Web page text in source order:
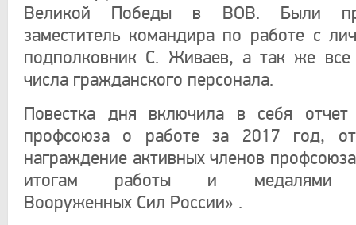
Великой Победы в ВОВ. Были
заместитель командира по работе с
подполковник С. Живаев, а так же
числа гражданского персонала.
Повестка дня включила в себя отчет
профсоюза о работе за 2017 год,
награждение активных членов
итогам работы и
Вооруженных Сил России» .